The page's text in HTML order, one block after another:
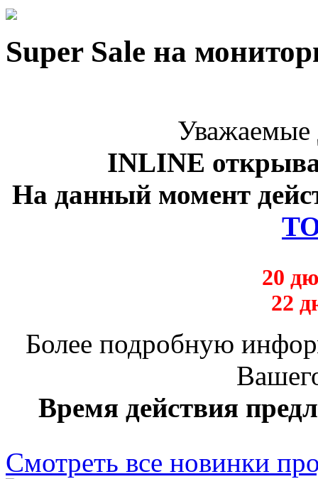
Super Sale на
INLINE
На данный момент
20
22
Более подробную
Время действия
Смотреть все новинки